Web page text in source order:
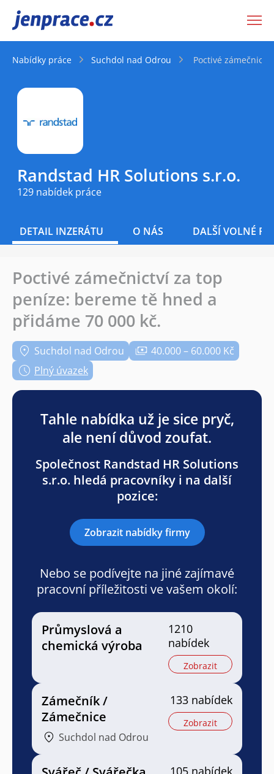
JenPráce.cz
Nabídky práce Suchdol nad Odrou Poctivé
Randstad HR Solutions s.r.o.
129 nabídek práce
DETAIL INZERÁTU O NÁS DALŠÍ VOLNÉ
Poctivé zámečnictví za top
peníze: bereme tě hned a
přidáme 70 000 kč.
Suchdol nad Odrou
40.000 – 60.000 Kč
Plný úvazek
Tahle nabídka už je sice pryč,
ale není důvod zoufat.
Společnost Randstad HR Solutions
s.r.o. hledá pracovníky i na další
pozice:
Zobrazit nabídky firmy
Nebo se podívejte na jiné zajímavé
pracovní příležitosti ve vašem okolí:
Průmyslová a
chemická výroba
1210
nabídek
Zobrazit
Zámečník /
Zámečnice
Suchdol nad Odrou
133 nabídek
Zobrazit